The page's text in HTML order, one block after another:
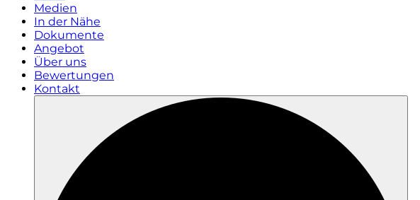
Medien
In der Nähe
Dokumente
Angebot
Über uns
Bewertungen
Kontakt